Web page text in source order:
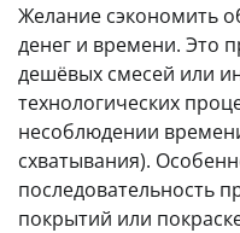
Желание сэкономить
денег и времени. Это
дешёвых смесей или
технологических
несоблюдении
схватывания).
последовательность
покрытий или